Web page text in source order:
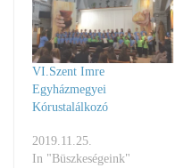
VI.Szent Imre
Egyházmegyei
Kórustalálkozó
2019.11.25.
In "Büszkeségeink"